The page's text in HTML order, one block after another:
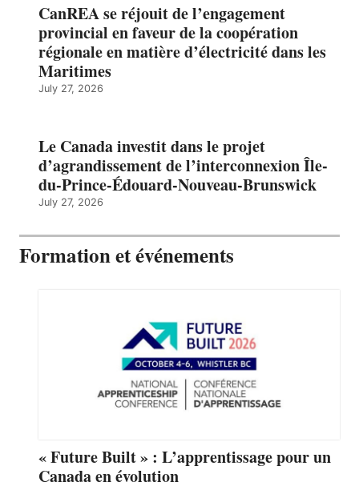
CanREA se réjouit de l’engagement
provincial en faveur de la coopération
régionale en matière d’électricité dans les
Maritimes
July 27, 2026
Le Canada investit dans le projet
d’agrandissement de l’interconnexion Île-
du-Prince-Édouard-Nouveau-Brunswick
July 27, 2026
Formation et événements
« Future Built » : L’apprentissage pour un
Canada en évolution